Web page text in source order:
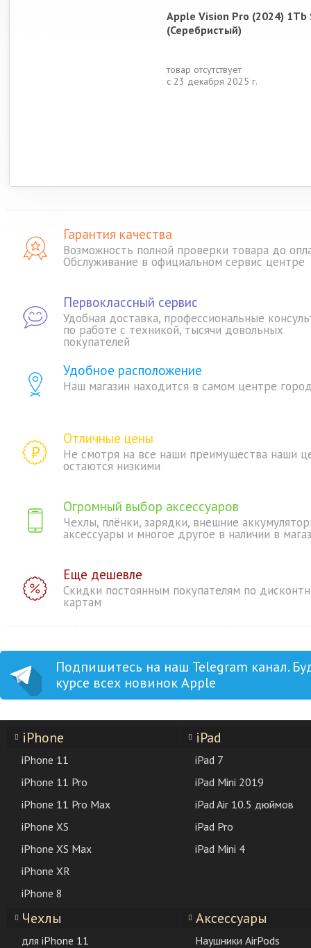
Apple Vision Pro (2024) 1Tb
(Серебристый)
товар отсутствует
с 23 декабря 2025 г.
Гарантия качества
Возможность полной проверки товара до
Обслуживание в официальном сервис центре
Первоклассный сервис
Удобная доставка, профессиональные
по работе с техникой, тысячи довольных
покупателей
Удобное расположение
Наш магазин находится в самом центре
Отличные цены
Не смотря на все наши преимущества наши
остаются низкими
Огромный выбор аксессуаров
Чехлы, плёнки, зарядки, внешние
аксессуары и многое другое в наличии в
Еще дешевле
Скидки постоянным покупателям по
картам
Подпишитесь на наш Telegram канал.
курсе всех новинок Apple
iPhone
iPhone 11
iPhone 11 Pro
iPhone 11 Pro Max
iPhone XS
iPhone XS Max
iPhone XR
iPhone 8
iPad
iPad 7
iPad Mini 2019
iPad Air 10.5 дюймов
iPad Pro
iPad Mini 4
Чехлы
для iPhone 11
Аксессуары
Наушники AirPods